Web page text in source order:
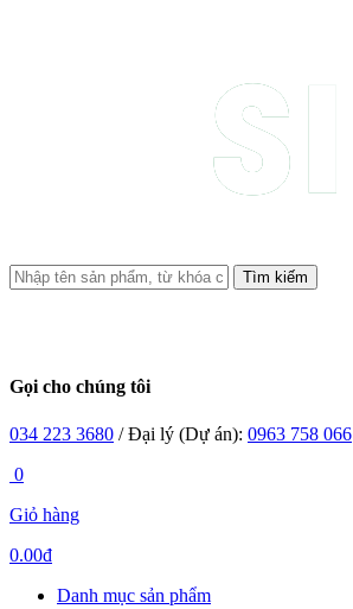
Tìm kiếm
Gọi cho chúng tôi
034 223 3680 / Đại lý (Dự án): 0963 758 066
0
Giỏ hàng
0.00đ
Danh mục sản phẩm